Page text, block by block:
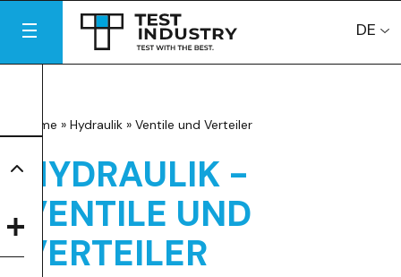
DE
Home » Hydraulik » Ventile und Verteiler
HYDRAULIK -
VENTILE UND
VERTEILER